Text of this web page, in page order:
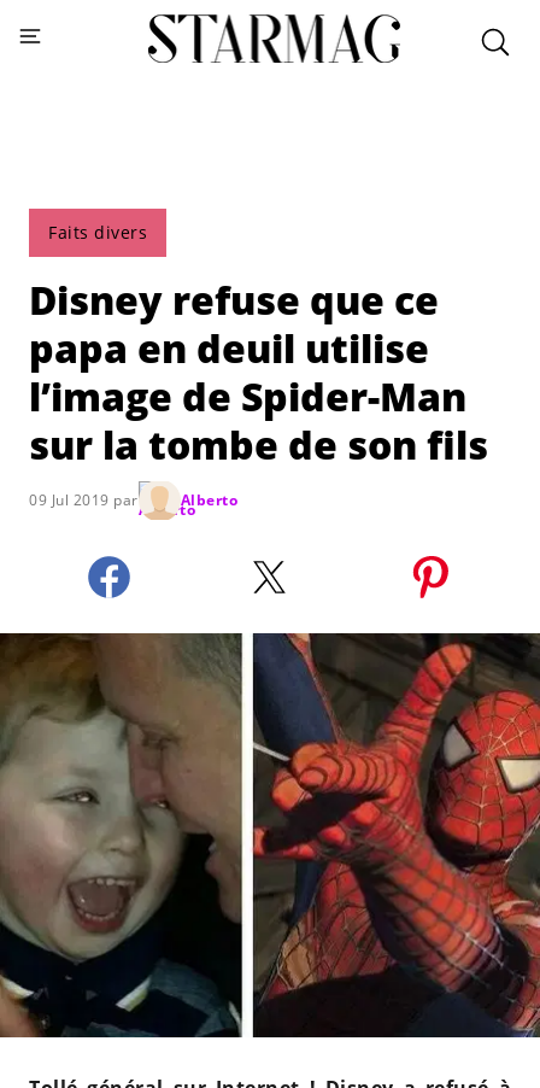
Faits divers
Disney refuse que ce
papa en deuil utilise
l’image de Spider-Man
sur la tombe de son fils
09 Jul 2019 par Alberto